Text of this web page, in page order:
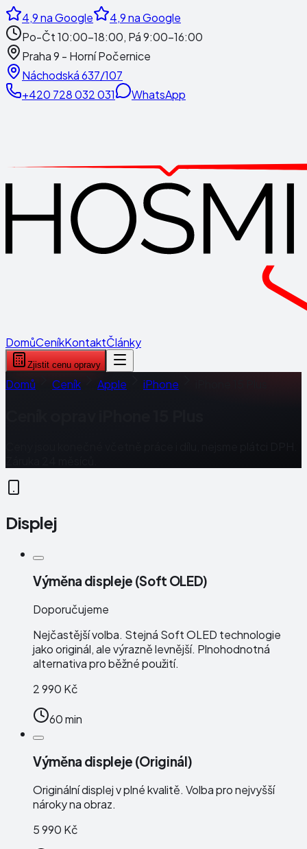
4,9na Google 4,9na Google
Po-Čt 10:00-18:00, Pá 9:00-16:00
Praha 9 - Horní Počernice
Náchodská 637/107
+420 728 032 031
WhatsApp
DomůCeníkKontaktČlánky
Zjistit cenu opravy
Domů Ceník Apple iPhone
Displej
Výměna displeje (Soft OLED)
Doporučujeme
Nejčastější volba. Stejná Soft OLED technologie
jako originál, ale výrazně levnější. Plnohodnotná
alternativa pro běžné použití.
2 990 Kč
60 min
Výměna displeje (Originál)
Originální displej v plné kvalitě. Volba pro nejvyšší
nároky na obraz.
5 990 Kč